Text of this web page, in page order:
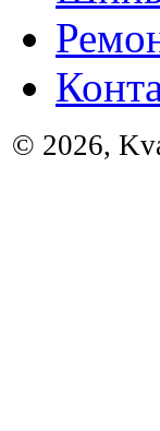
© 2026,